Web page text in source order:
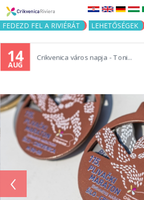
Jump to navigation
FEDEZD FEL A RIVIÉRÁT LEHETŐSÉGEK
14
AUG
Crikvenica város napja - Toni...
‹